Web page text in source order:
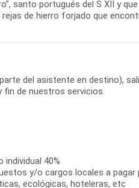
santo portugués del S XII y
de hierro forjado que
del asistente en destino),
fin de nuestros servicios.
individual 40%
y/o cargos locales a
ecológicas, hoteleras, etc